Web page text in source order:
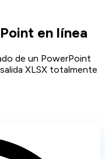
en línea
de un PowerPoint
XLSX totalmente